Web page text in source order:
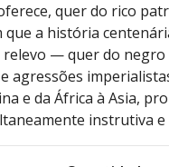
quer do rico
a história
relevo — quer do negro
agressões
e da África à Asia,
instrutiva e